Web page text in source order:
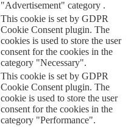
"Advertisement" category .
This cookie is set by GDPR
Cookie Consent plugin. The
cookies is used to store the user
consent for the cookies in the
category "Necessary".
This cookie is set by GDPR
Cookie Consent plugin. The
cookie is used to store the user
consent for the cookies in the
category "Performance".